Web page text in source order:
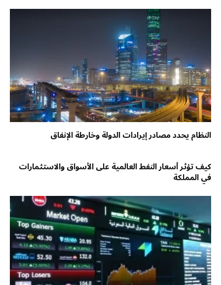
النظام يحدد مصادر إيرادات الدولة وخارطة الإنفاق
كيف تؤثر أسعار النفط العالمية على الأسواق والاستثمارات
في المملكة